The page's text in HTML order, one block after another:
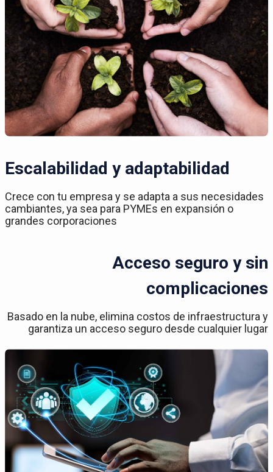
Escalabilidad y adaptabilidad
Crece con tu empresa y se adapta a sus necesidades
cambiantes, ya sea para PYMEs en expansión o
grandes corporaciones
Acceso seguro y sin
complicaciones
Basado en la nube, elimina costos de infraestructura y
garantiza un acceso seguro desde cualquier lugar